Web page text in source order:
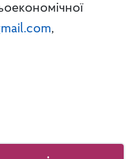
,